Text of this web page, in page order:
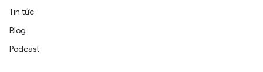
Tin tức
Blog
Podcast